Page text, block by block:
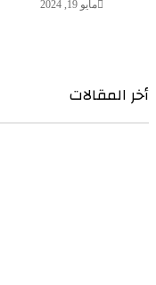
مايو 19, 2024
المقالات